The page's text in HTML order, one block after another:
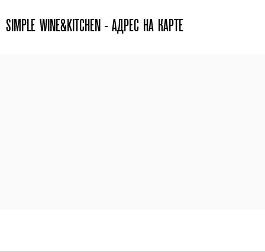
SIMPLE WINE&KITCHEN - АДРЕС НА КАРТЕ